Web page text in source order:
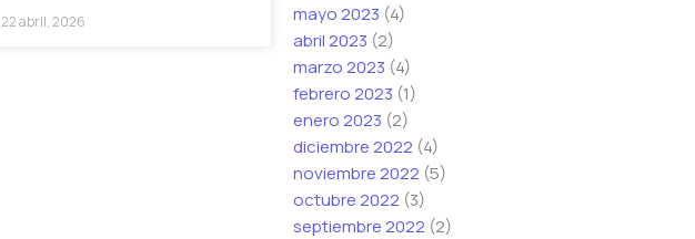
22 abril, 2026
mayo 2023 (4)
abril 2023 (2)
marzo 2023 (4)
febrero 2023 (1)
enero 2023 (2)
diciembre 2022 (4)
noviembre 2022 (5)
octubre 2022 (3)
septiembre 2022 (2)